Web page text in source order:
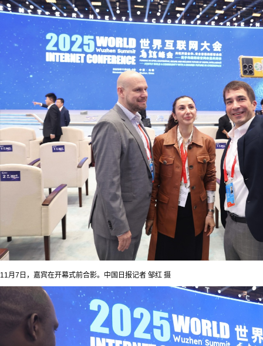
11月7日，嘉宾在开幕式前合影。中国日报记者 邹红 摄